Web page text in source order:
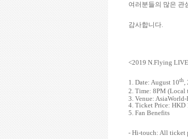
여러분들의 많은 관
감사합니다.
<2019 N.Flying
1. Date: August 10th
2. Time: 8PM (Local
3. Venue:
4. Ticket Price: HKD
5. Fan Benefits
- Hi-touch: All ticket